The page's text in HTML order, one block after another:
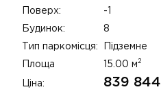
Поверх: -1
Будинок: 8
Тип паркомісця: Підземне
Площа 15.00 м 2
Ціна: 839 844